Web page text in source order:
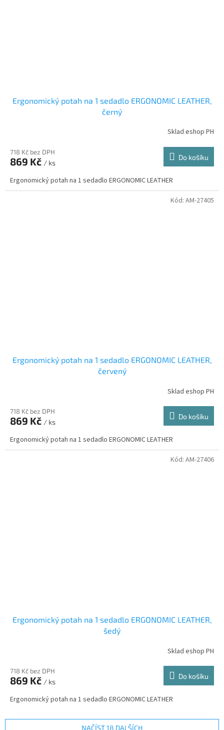
Ergonomický potah na 1 sedadlo ERGONOMIC LEATHER,
černý
Sklad eshop PH
718 Kč bez DPH
869 Kč / ks
Do košíku
Ergonomický potah na 1 sedadlo ERGONOMIC LEATHER
Ergonomický potah na 1 sedadlo ERGONOMIC LEATHER,
červený
Sklad eshop PH
718 Kč bez DPH
869 Kč / ks
Do košíku
Ergonomický potah na 1 sedadlo ERGONOMIC LEATHER
Kód: AM-27405
Ergonomický potah na 1 sedadlo ERGONOMIC LEATHER,
šedý
Sklad eshop PH
718 Kč bez DPH
869 Kč / ks
Do košíku
Ergonomický potah na 1 sedadlo ERGONOMIC LEATHER
Kód: AM-27406
NAČÍST 18 DALŠÍCH